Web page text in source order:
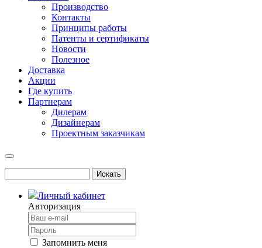
Производство
Контакты
Принципы работы
Патенты и сертификаты
Новости
Полезное
Доставка
Акции
Где купить
Партнерам
Дилерам
Дизайнерам
Проектным заказчикам
Личный кабинет
Авторизация
Запомнить меня